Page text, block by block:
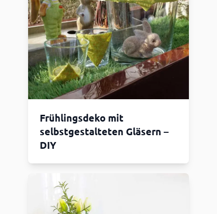
Frühlingsdeko mit
selbstgestalteten Gläsern –
DIY